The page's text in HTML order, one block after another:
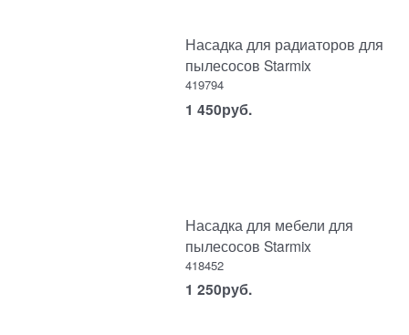
Насадка для радиаторов для
пылесосов Starmix
419794
1 450руб.
Насадка для мебели для
пылесосов Starmix
418452
1 250руб.